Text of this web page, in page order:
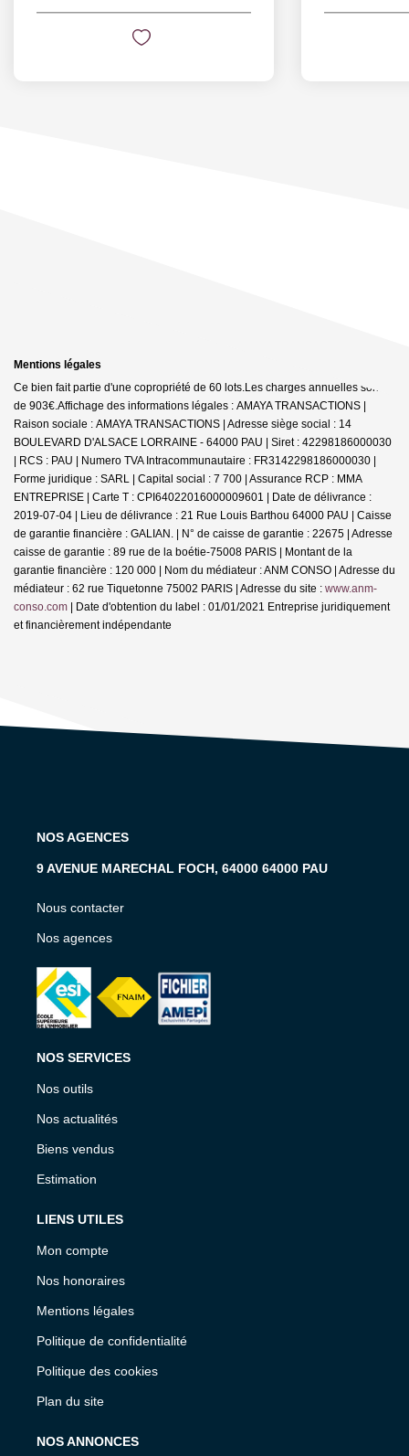
Mentions légales
Ce bien fait partie d'une copropriété de 60 lots.Les charges annuelles sont
de 903€.Affichage des informations légales : AMAYA TRANSACTIONS |
Raison sociale : AMAYA TRANSACTIONS | Adresse siège social : 14
BOULEVARD D'ALSACE LORRAINE - 64000 PAU | Siret : 42298186000030
| RCS : PAU | Numero TVA Intracommunautaire : FR3142298186000030 |
Forme juridique : SARL | Capital social : 7 700 | Assurance RCP : MMA
ENTREPRISE | Carte T : CPI64022016000009601 | Date de délivrance :
2019-07-04 | Lieu de délivrance : 21 Rue Louis Barthou 64000 PAU | Caisse
de garantie financière : GALIAN. | N° de caisse de garantie : 22675 | Adresse
caisse de garantie : 89 rue de la boétie-75008 PARIS | Montant de la
garantie financière : 120 000 | Nom du médiateur : ANM CONSO | Adresse du
médiateur : 62 rue Tiquetonne 75002 PARIS | Adresse du site : www.anm-
conso.com | Date d'obtention du label : 01/01/2021 Entreprise juridiquement
et financièrement indépendante
NOS AGENCES
9 AVENUE MARECHAL FOCH, 64000 64000 PAU
Nous contacter
Nos agences
NOS SERVICES
Nos outils
Nos actualités
Biens vendus
Estimation
LIENS UTILES
Mon compte
Nos honoraires
Mentions légales
Politique de confidentialité
Politique des cookies
Plan du site
NOS ANNONCES